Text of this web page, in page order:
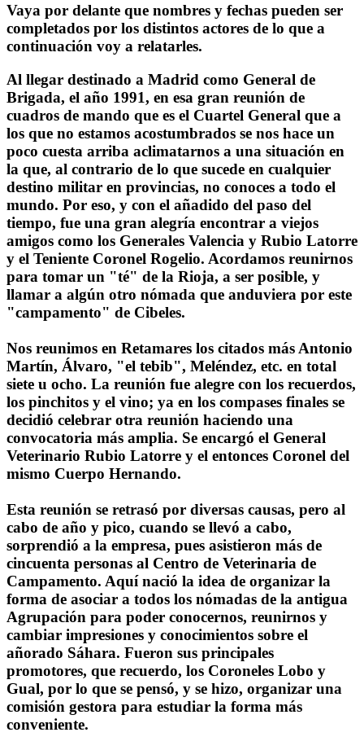
Vaya por delante que nombres y fechas pueden ser
completados por los distintos actores de lo que a
continuación voy a relatarles.
Al llegar destinado a Madrid como General de
Brigada, el año 1991, en esa gran reunión de
cuadros de mando que es el Cuartel General que a
los que no estamos acostumbrados se nos hace un
poco cuesta arriba aclimatarnos a una situación en
la que, al contrario de lo que sucede en cualquier
destino militar en provincias, no conoces a todo el
mundo. Por eso, y con el añadido del paso del
tiempo, fue una gran alegría encontrar a viejos
amigos como los Generales Valencia y Rubio Latorre
y el Teniente Coronel Rogelio. Acordamos reunirnos
para tomar un "té" de la Rioja, a ser posible, y
llamar a algún otro nómada que anduviera por este
"campamento" de Cibeles.
Nos reunimos en Retamares los citados más Antonio
Martín, Álvaro, "el tebib", Meléndez, etc. en total
siete u ocho. La reunión fue alegre con los recuerdos,
los pinchitos y el vino; ya en los compases finales se
decidió celebrar otra reunión haciendo una
convocatoria más amplia. Se encargó el General
Veterinario Rubio Latorre y el entonces Coronel del
mismo Cuerpo Hernando.
Esta reunión se retrasó por diversas causas, pero al
cabo de año y pico, cuando se llevó a cabo,
sorprendió a la empresa, pues asistieron más de
cincuenta personas al Centro de Veterinaria de
Campamento. Aquí nació la idea de organizar la
forma de asociar a todos los nómadas de la antigua
Agrupación para poder conocernos, reunirnos y
cambiar impresiones y conocimientos sobre el
añorado Sáhara. Fueron sus principales
promotores, que recuerdo, los Coroneles Lobo y
Gual, por lo que se pensó, y se hizo, organizar una
comisión gestora para estudiar la forma más
conveniente.